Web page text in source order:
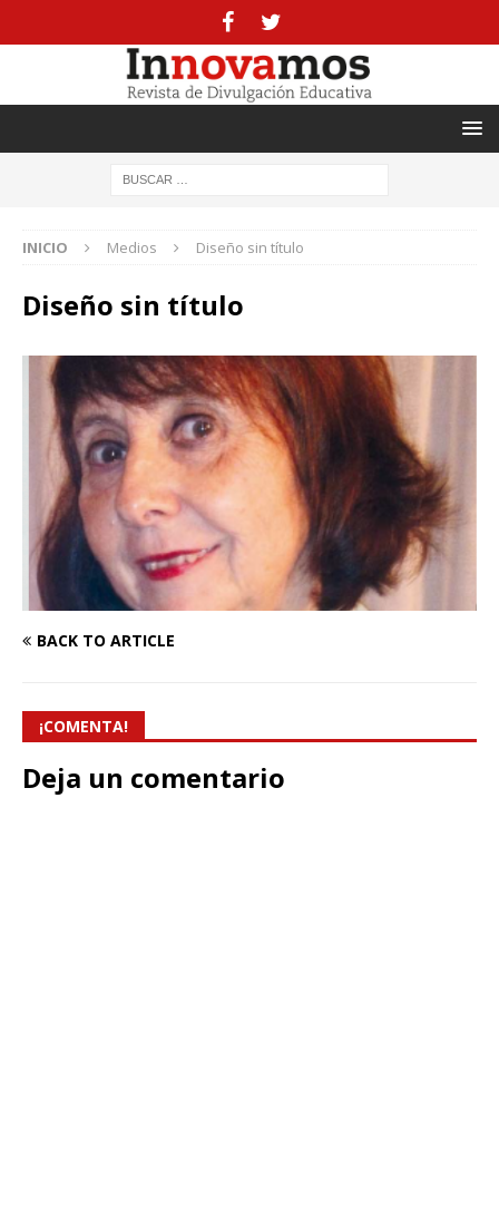
INICIO Medios Diseño sin título
Diseño sin título
BACK TO ARTICLE
¡COMENTA!
Deja un comentario